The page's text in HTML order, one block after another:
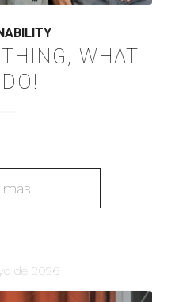
WHAT
más
de 2026